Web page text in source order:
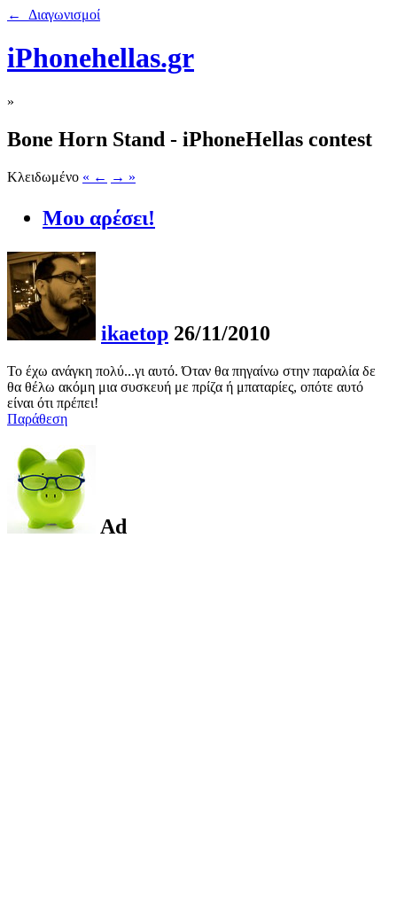
← Διαγωνισμοί
iPhonehellas.gr
»
Bone Horn Stand - iPhoneHellas contest
Κλειδωμένο « ← → »
Μου αρέσει!
ikaetop 26/11/2010
Το έχω ανάγκη πολύ...γι αυτό. Όταν θα πηγαίνω στην παραλία δε
θα θέλω ακόμη μια συσκευή με πρίζα ή μπαταρίες, οπότε αυτό
είναι ότι πρέπει!
Παράθεση
Ad